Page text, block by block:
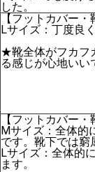
した。
【フットカバー・
Lサイズ：丁度良
★靴全体がフカフ
る感じが心地いい
【フットカバー・
Mサイズ：全体的
です。靴下では窮
Lサイズ：全体的
ます。